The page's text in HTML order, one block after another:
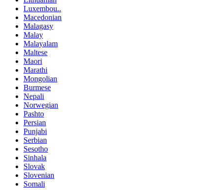
Luxembou..
Macedonian
Malagasy
Malay
Malayalam
Maltese
Maori
Marathi
Mongolian
Burmese
Nepali
Norwegian
Pashto
Persian
Punjabi
Serbian
Sesotho
Sinhala
Slovak
Slovenian
Somali